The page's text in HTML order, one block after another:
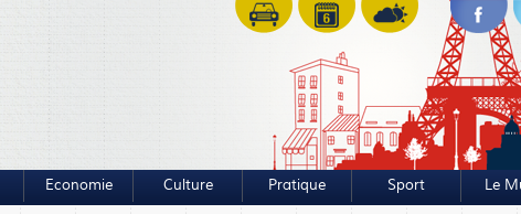
Economie Culture Pratique Sport Le